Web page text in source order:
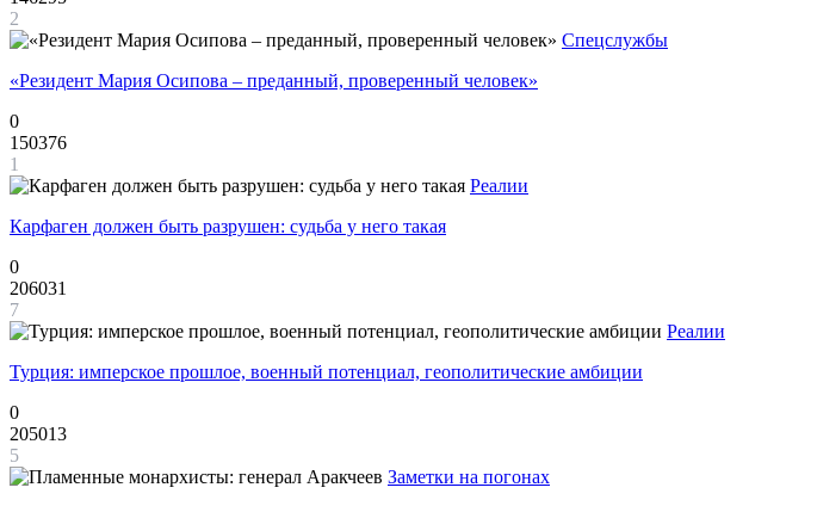
2
Спецслужбы
«Резидент Мария Осипова – преданный, проверенный человек»
0
150376
1
Реалии
Карфаген должен быть разрушен: судьба у него такая
0
206031
7
Реалии
Турция: имперское прошлое, военный потенциал, геополитические амбиции
0
205013
5
Заметки на погонах